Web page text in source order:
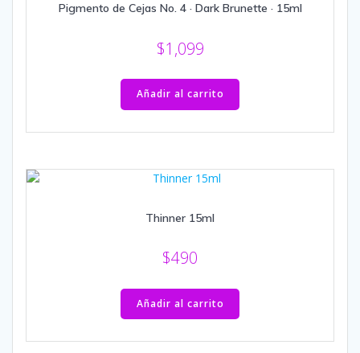
Pigmento de Cejas No. 4 · Dark Brunette · 15ml
$1,099
Añadir al carrito
Thinner 15ml
$490
Añadir al carrito